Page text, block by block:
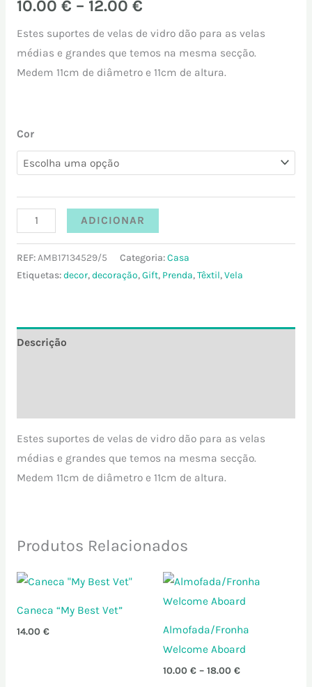
10.00 € – 12.00 €
Estes suportes de velas de vidro dão para as velas
médias e grandes que temos na mesma secção.
Medem 11cm de diâmetro e 11cm de altura.
Cor
ADICIONAR
REF:AMB17134529/5 Categoria:Casa
Etiquetas:decor,decoração,Gift, Prenda,Têxtil,Vela
Descrição
Estes suportes de velas de vidro dão para as velas
médias e grandes que temos na mesma secção.
Medem 11cm de diâmetro e 11cm de altura.
Produtos Relacionados
Caneca “My Best Vet”
14.00 €
Almofada/Fronha
Welcome Aboard
10.00 € – 18.00 €
Price
10.00 €
18.00 €